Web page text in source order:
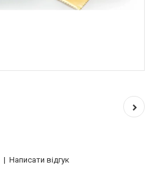
| Написати відгук